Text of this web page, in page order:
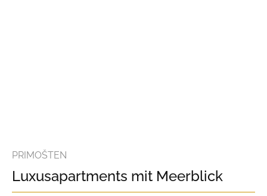
PRIMOŠTEN
Luxusapartments mit Meerblick